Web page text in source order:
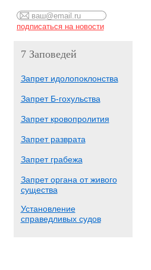
7 Заповедей
Запрет идолопоклонства
Запрет Б-гохульства
Запрет кровопролития
Запрет разврата
Запрет грабежа
Запрет органа от живого
существа
Установление
справедливых судов